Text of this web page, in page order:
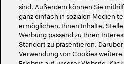
sind. Außerdem können Sie
ganz einfach in sozialen Medien
ermöglichen, Ihnen Inhalte,
Werbung passend zu Ihren
Standort zu präsentieren.
Verwendung von Cookies
Erlebnis auf unserer Website.